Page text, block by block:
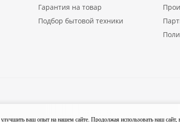
Гарантия на товар
Подбор бытовой техники
ваш опыт на нашем сайте. Продолжая использовать наш сайт,